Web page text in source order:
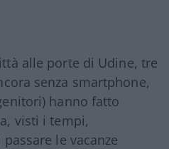
alle porte di Udine, tre
senza smartphone,
hanno fatto
visti i tempi,
le vacanze